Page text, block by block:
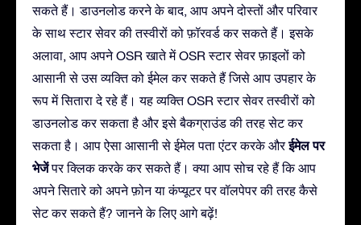
सकते हैं। डाउनलोड करने के बाद, आप अपने दोस्तों और परिवार
के साथ स्टार सेवर की तस्वीरों को फ़ॉरवर्ड कर सकते हैं। इसके
अलावा, आप अपने OSR खाते में OSR स्टार सेवर फ़ाइलों को
आसानी से उस व्यक्ति को ईमेल कर सकते हैं जिसे आप उपहार के
रूप में सितारा दे रहे हैं। यह व्यक्ति OSR स्टार सेवर तस्वीरों को
डाउनलोड कर सकता है और इसे बैकग्राउंड की तरह सेट कर
सकता है। आप ऐसा आसानी से ईमेल पता एंटर करके औरईमेल पर
भेजेंपर क्लिक करके कर सकते हैं। क्या आप सोच रहे हैं कि आप
अपने सितारे को अपने फ़ोन या कंप्यूटर पर वॉलपेपर की तरह कैसे
सेट कर सकते हैं? जानने के लिए आगे बढ़ें!